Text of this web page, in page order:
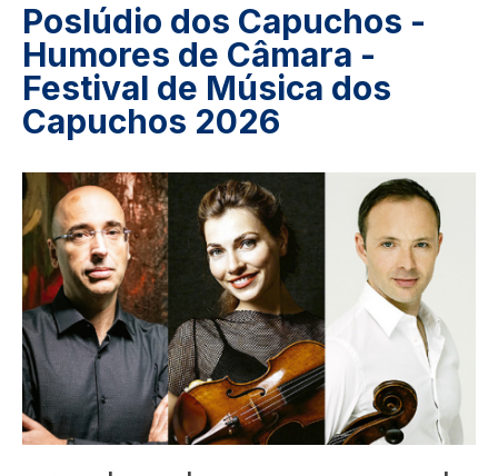
Poslúdio dos Capuchos -
Humores de Câmara -
Festival de Música dos
Capuchos 2026
Image